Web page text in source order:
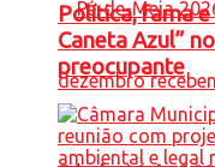
Política, fama
Caneta Azul”
preocupante